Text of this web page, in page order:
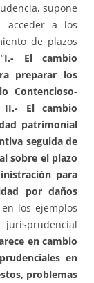
supone
acceder a los
de plazos
I.- El cambio
preparar los
Contencioso-
II.- El cambio
patrimonial
seguida de
sobre el plazo
para
por daños
los ejemplos
en cambio
en
problemas